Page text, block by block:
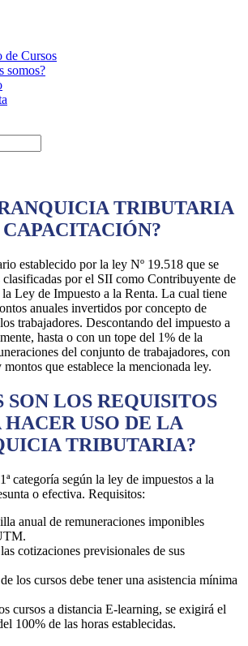
de Cursos
somos?
TRIBUTARIA
establecido por la ley Nº 19.518 que se
clasificadas por el SII como Contribuyente de
Ley de Impuesto a la Renta. La cual tiene
anuales invertidos por concepto de
trabajadores. Descontando del impuesto a
hasta o con un tope del 1% de la
del conjunto de trabajadores, con
que establece la mencionada ley.
SON LOS REQUISITOS
HACER USO DE LA
TRIBUTARIA?
categoría según la ley de impuestos a la
o efectiva. Requisitos:
anual de remuneraciones imponibles
cotizaciones previsionales de sus
los cursos debe tener una asistencia mínima
cursos a distancia E-learning, se exigirá el
100% de las horas establecidas.